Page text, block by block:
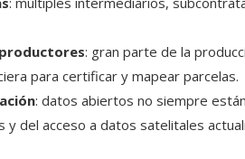
: gran parte de la
para certificar y mapear parcelas.
: datos abiertos no siempre
y del acceso a datos satelitales